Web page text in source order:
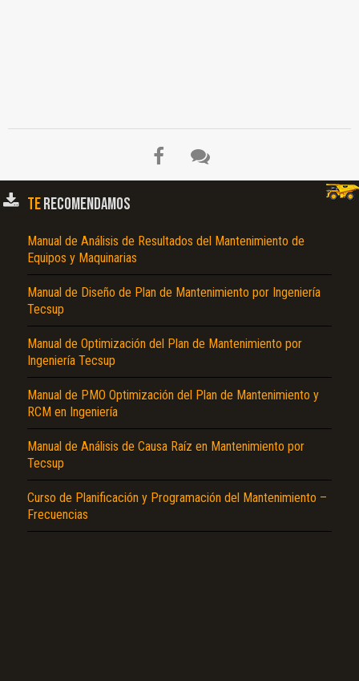
TERECOMENDAMOS
Manual de Análisis de Resultados del Mantenimiento de
Equipos y Maquinarias
Manual de Diseño de Plan de Mantenimiento por Ingeniería
Tecsup
Manual de Optimización del Plan de Mantenimiento por
Ingeniería Tecsup
Manual de PMO Optimización del Plan de Mantenimiento y
RCM en Ingeniería
Manual de Análisis de Causa Raíz en Mantenimiento por
Tecsup
Curso de Planificación y Programación del Mantenimiento –
Frecuencias
No carga o no se visualiza el contenido.
Reportar otro tipo de error...